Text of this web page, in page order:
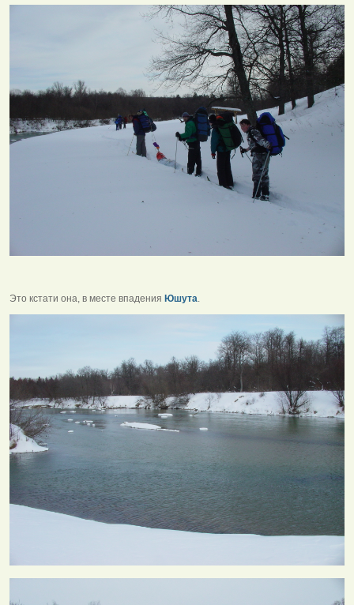
Это кстати она, в месте впадения Юшута.